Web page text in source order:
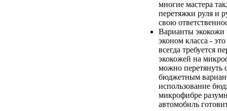
многие мастера
перетяжки руля и
свою
Варианты
эконом класса - это
всегда требуется
экокожей на
можно перетянуть
бюджетным
использование
микрофибре
автомобиль